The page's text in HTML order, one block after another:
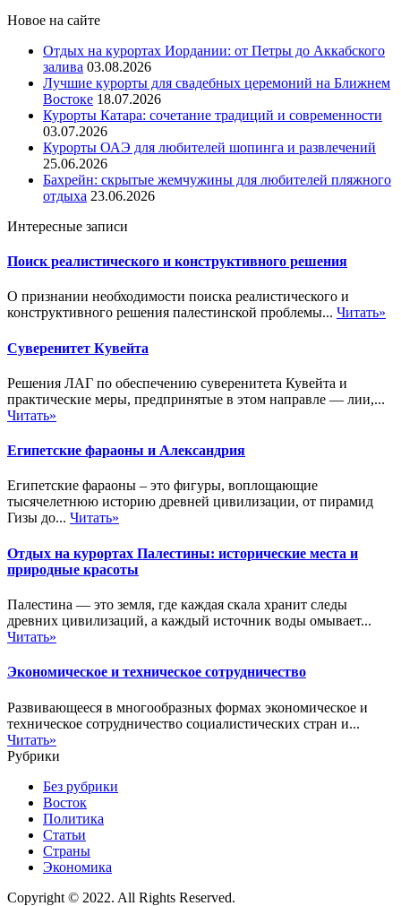
Новое на сайте
Отдых на курортах Иордании: от Петры до Аккабского
залива 03.08.2026
Лучшие курорты для свадебных церемоний на Ближнем
Востоке 18.07.2026
Курорты Катара: сочетание традиций и современности
03.07.2026
Курорты ОАЭ для любителей шопинга и развлечений
25.06.2026
Бахрейн: скрытые жемчужины для любителей пляжного
отдыха 23.06.2026
Интересные записи
Поиск реалистического и конструктивного решения
О признании необходимости поиска реалистического и
конструктивного решения палестинской проблемы... Читать»
Суверенитет Кувейта
Решения ЛАГ по обеспечению суверенитета Кувейта и
практические меры, предпринятые в этом направле — лии,...
Читать»
Египетские фараоны и Александрия
Египетские фараоны – это фигуры, воплощающие
тысячелетнюю историю древней цивилизации, от пирамид
Гизы до... Читать»
Отдых на курортах Палестины: исторические места и
природные красоты
Палестина — это земля, где каждая скала хранит следы
древних цивилизаций, а каждый источник воды омывает...
Читать»
Экономическое и техническое сотрудничество
Развивающееся в многообразных формах экономическое и
техническое сотрудничество социалистических стран и...
Читать»
Рубрики
Без рубрики
Восток
Политика
Статьи
Страны
Экономика
Copyright © 2022. All Rights Reserved.